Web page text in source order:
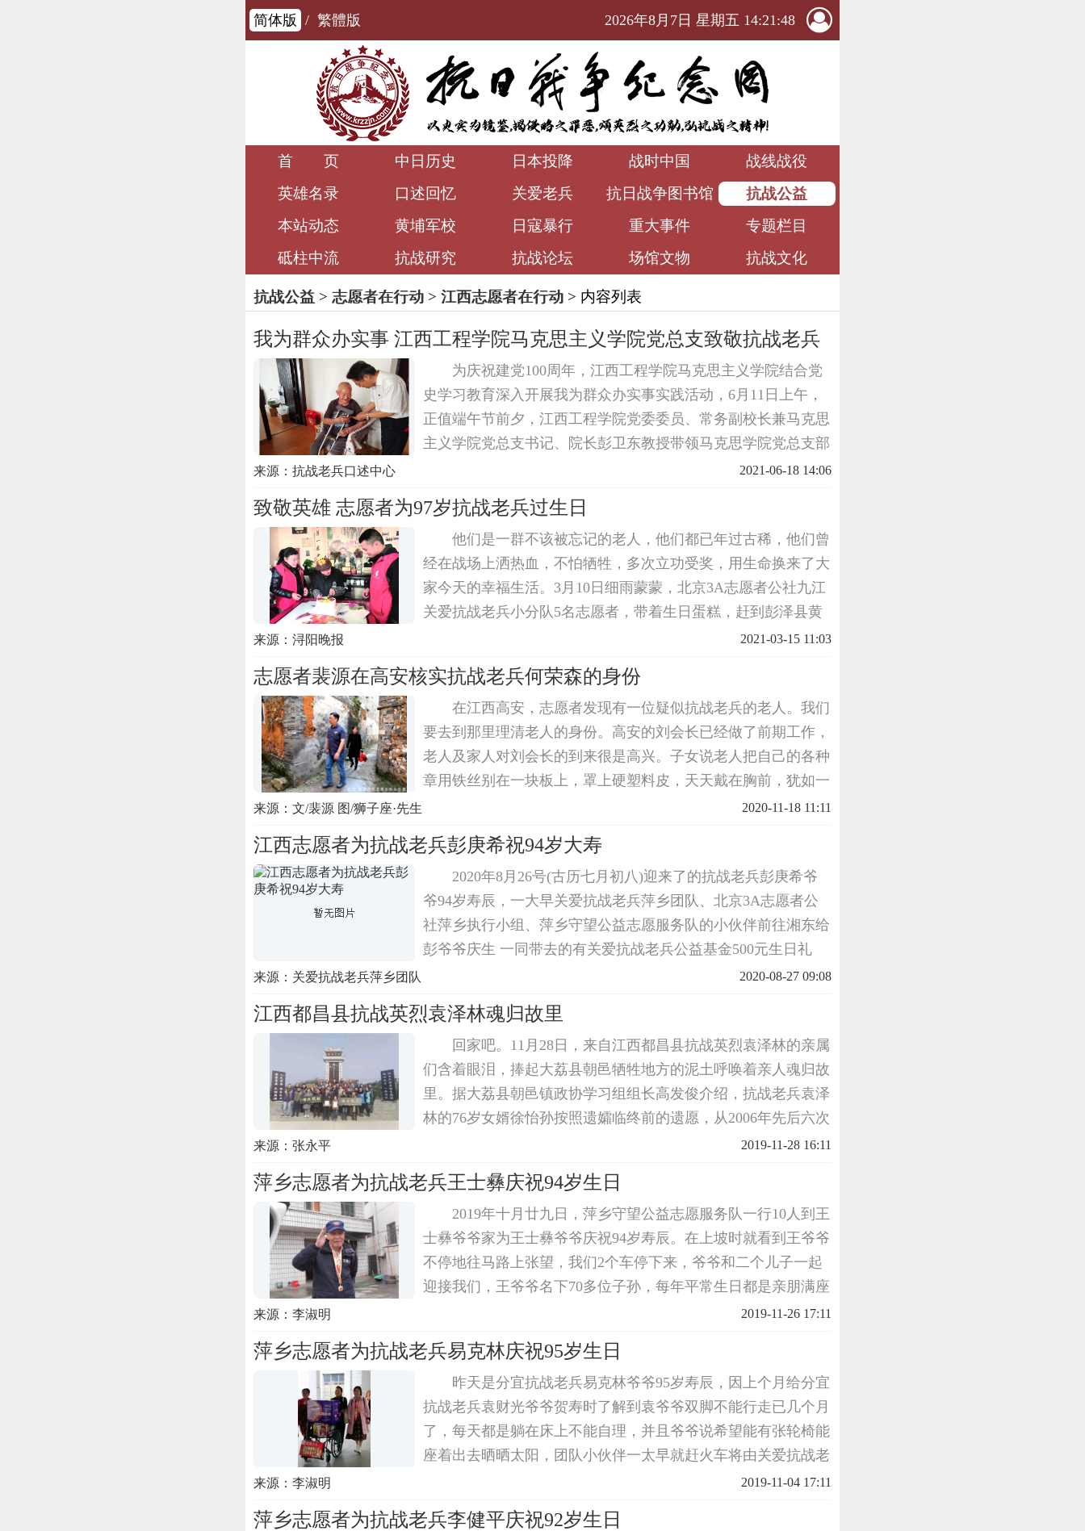
简体版 / 繁體版 2026年8月7日 星期五 14:21:50
首 页 中日历史 日本投降 战时中国
战线战役
英雄名录
口述回忆 关爱老兵 抗日战争图书馆
抗战公益
本站动态
黄埔军校 日寇暴行 重大事件
专题栏目
砥柱中流
抗战研究 抗战论坛 场馆文物 抗战文化
抗战公益 > 志愿者在行动 > 江西志愿者在行动 > 内容列表
我为群众办实事 江西工程学院马克思主义学院党总支致敬抗战老兵
为庆祝建党100周年，江西工程学院马克思主义学院结合党
史学习教育深入开展我为群众办实事实践活动，6月11日上午，
正值端午节前夕，江西工程学院党委委员、常务副校长兼马克思
主义学院党总支书记、院长彭卫东教授带领马克思学院党总支部
分师生代表到二化小区96岁的牛明洲老兵家中开展走访慰问活
来源：抗战老兵口述中心 2021-06-18 14:06
致敬英雄 志愿者为97岁抗战老兵过生日
他们是一群不该被忘记的老人，他们都已年过古稀，他们曾
经在战场上洒热血，不怕牺牲，多次立功受奖，用生命换来了大
家今天的幸福生活。3月10日细雨蒙蒙，北京3A志愿者公社九江
关爱抗战老兵小分队5名志愿者，带着生日蛋糕，赶到彭泽县黄
花镇新民村，为97岁高龄的抗战老兵高凯初过生日，并将深圳龙
来源：浔阳晚报 2021-03-15 11:03
志愿者裴源在高安核实抗战老兵何荣森的身份
在江西高安，志愿者发现有一位疑似抗战老兵的老人。我们
要去到那里理清老人的身份。高安的刘会长已经做了前期工作，
老人及家人对刘会长的到来很是高兴。子女说老人把自己的各种
章用铁丝别在一块板上，罩上硬塑料皮，天天戴在胸前，犹如一
块盔甲。时间长了，污损不堪，但即便这样也不摘，走到哪戴到
来源：文/裴源 图/狮子座·先生 2020-11-18 11:11
江西志愿者为抗战老兵彭庚希祝94岁大寿
2020年8月26号(古历七月初八)迎来了的抗战老兵彭庚希爷
爷94岁寿辰，一大早关爱抗战老兵萍乡团队、北京3A志愿者公
社萍乡执行小组、萍乡守望公益志愿服务队的小伙伴前往湘东给
彭爷爷庆生 一同带去的有关爱抗战老兵公益基金500元生日礼
品、礼金;北京3A志愿者公社庆生的鲜花和蛋糕。恭祝抗战老兵
来源：关爱抗战老兵萍乡团队 2020-08-27 09:08
江西都昌县抗战英烈袁泽林魂归故里
回家吧。11月28日，来自江西都昌县抗战英烈袁泽林的亲属
们含着眼泪，捧起大荔县朝邑牺牲地方的泥土呼唤着亲人魂归故
里。据大荔县朝邑镇政协学习组组长高发俊介绍，抗战老兵袁泽
林的76岁女婿徐怡孙按照遗孀临终前的遗愿，从2006年先后六次
来陕西寻找老兵的遗骨，通过有关部门专家教授提供历史资料，
来源：张永平 2019-11-28 16:11
萍乡志愿者为抗战老兵王士彝庆祝94岁生日
2019年十月廿九日，萍乡守望公益志愿服务队一行10人到王
士彝爷爷家为王士彝爷爷庆祝94岁寿辰。在上坡时就看到王爷爷
不停地往马路上张望，我们2个车停下来，爷爷和二个儿子一起
迎接我们，王爷爷名下70多位子孙，每年平常生日都是亲朋满座
几大桌。王爷爷身体很好，只是婆婆身体欠佳，二老看到志愿者
来源：李淑明 2019-11-26 17:11
萍乡志愿者为抗战老兵易克林庆祝95岁生日
昨天是分宜抗战老兵易克林爷爷95岁寿辰，因上个月给分宜
抗战老兵袁财光爷爷贺寿时了解到袁爷爷双脚不能行走已几个月
了，每天都是躺在床上不能自理，并且爷爷说希望能有张轮椅能
座着出去晒晒太阳，团队小伙伴一太早就赶火车将由关爱抗战老
兵公益基金提供的一张轮椅和500元生日礼品及红包、楚然的感
来源：李淑明 2019-11-04 17:11
萍乡志愿者为抗战老兵李健平庆祝92岁生日